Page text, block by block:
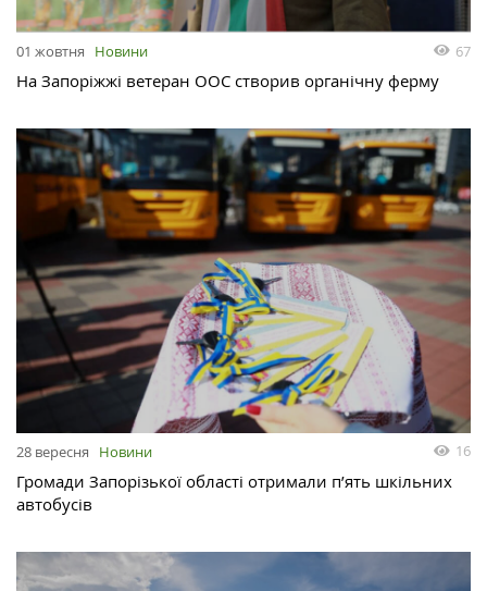
01 жовтня Новини 67
На Запоріжжі ветеран ООС створив органічну ферму
28 вересня Новини 16
Громади Запорізької області отримали п’ять шкільних
автобусів